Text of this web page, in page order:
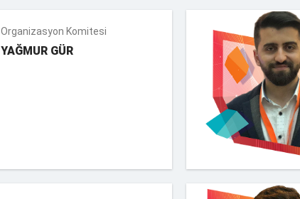
Organizasyon Komitesi
YAĞMUR GÜR